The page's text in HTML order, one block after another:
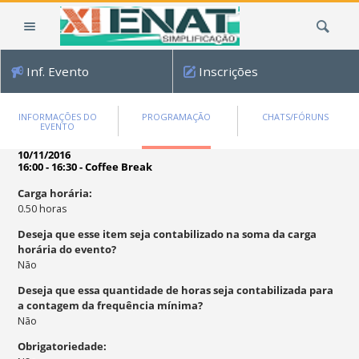
Inf. Evento Inscrições
INFORMAÇÕES DO
EVENTO
PROGRAMAÇÃO CHATS/FÓRUNS
10/11/2016
16:00 - 16:30-Coffee Break
Carga horária:
0.50horas
Deseja que esse item seja contabilizado na soma da carga
horária do evento?
Não
Deseja que essa quantidade de horas seja contabilizada para
a contagem da frequência mínima?
Não
Obrigatoriedade: